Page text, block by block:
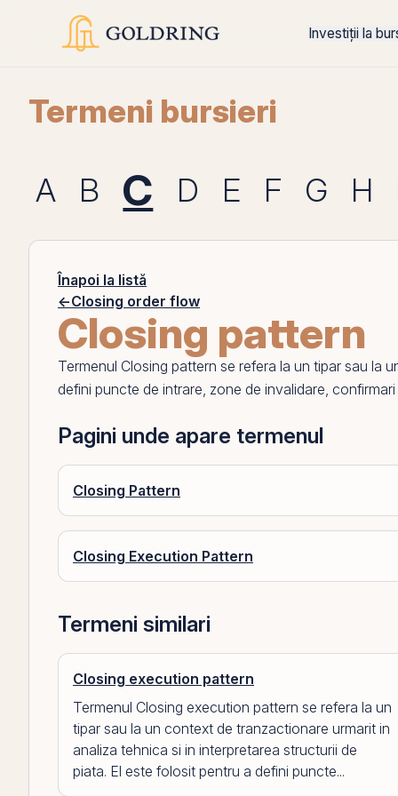
Investiții la
Termeni bursieri
A B C D E F G H
Înapoi la listă
←Closing order flow
Closing pattern
Termenul Closing pattern se refera la un tipar sau la
defini puncte de intrare, zone de invalidare, confirmari
Pagini unde apare termenul
Closing Pattern
Closing Execution Pattern
Termeni similari
Closing execution pattern
Termenul Closing execution pattern se refera la un
tipar sau la un context de tranzactionare urmarit in
analiza tehnica si in interpretarea structurii de
piata. El este folosit pentru a defini puncte...